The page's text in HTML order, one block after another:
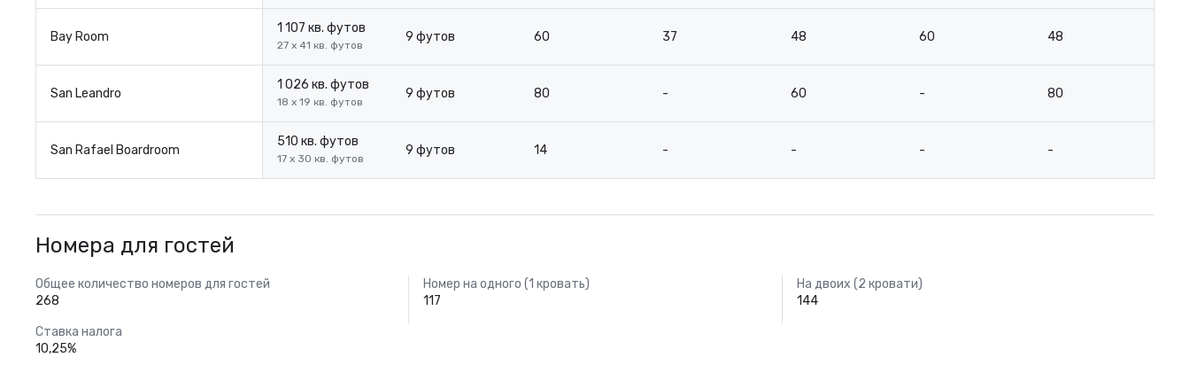
Bay Room
1 107 кв. футов
27 x 41 кв. футов
9 футов 60 37 48 60 48
San Leandro
1 026 кв. футов
18 x 19 кв. футов
9 футов 80 - 60 - 80
San Rafael Boardroom
510 кв. футов
17 x 30 кв. футов
9 футов 14 - - - -
Номера для гостей
Общее количество номеров для гостей
268
Номер на одного (1 кровать)
117
На двоих (2 кровати)
144
Ставка налога
10,25%